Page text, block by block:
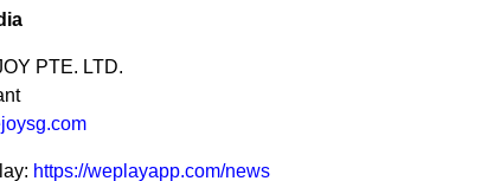
PTE. LTD.
https://weplayapp.com/news